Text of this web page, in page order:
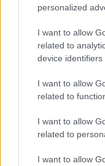
personalized
I want to allow
related to
device identifiers
I want to allow
related to
I want to allow
related to
I want to allow
progresser la
Utile?
Vous voulez
EN RAPPORT
Sujets Ai